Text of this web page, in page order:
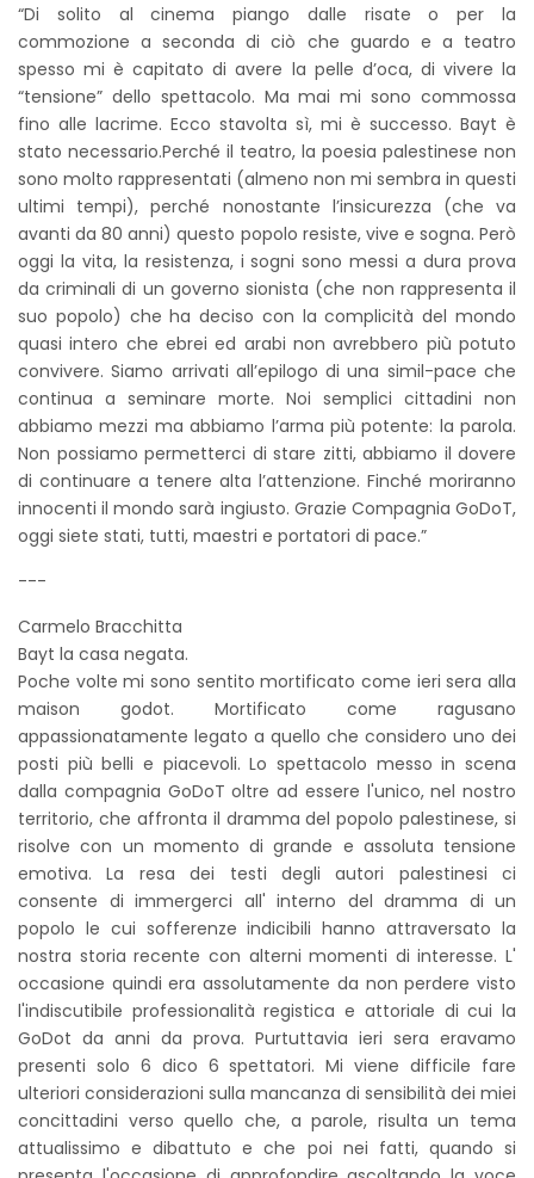
“Di solito al cinema piango dalle risate o per la
commozione a seconda di ciò che guardo e a teatro
spesso mi è capitato di avere la pelle d’oca, di vivere la
“tensione” dello spettacolo. Ma mai mi sono commossa
fino alle lacrime. Ecco stavolta sì, mi è successo. Bayt è
stato necessario.Perché il teatro, la poesia palestinese non
sono molto rappresentati (almeno non mi sembra in questi
ultimi tempi), perché nonostante l’insicurezza (che va
avanti da 80 anni) questo popolo resiste, vive e sogna. Però
oggi la vita, la resistenza, i sogni sono messi a dura prova
da criminali di un governo sionista (che non rappresenta il
suo popolo) che ha deciso con la complicità del mondo
quasi intero che ebrei ed arabi non avrebbero più potuto
convivere. Siamo arrivati all’epilogo di una simil-pace che
continua a seminare morte. Noi semplici cittadini non
abbiamo mezzi ma abbiamo l’arma più potente: la parola.
Non possiamo permetterci di stare zitti, abbiamo il dovere
di continuare a tenere alta l’attenzione. Finché moriranno
innocenti il mondo sarà ingiusto. Grazie Compagnia GoDoT,
oggi siete stati, tutti, maestri e portatori di pace.”
---
Carmelo Bracchitta
Bayt la casa negata.
Poche volte mi sono sentito mortificato come ieri sera alla
maison godot. Mortificato come ragusano
appassionatamente legato a quello che considero uno dei
posti più belli e piacevoli. Lo spettacolo messo in scena
dalla compagnia GoDoT oltre ad essere l'unico, nel nostro
territorio, che affronta il dramma del popolo palestinese, si
risolve con un momento di grande e assoluta tensione
emotiva. La resa dei testi degli autori palestinesi ci
consente di immergerci all' interno del dramma di un
popolo le cui sofferenze indicibili hanno attraversato la
nostra storia recente con alterni momenti di interesse. L'
occasione quindi era assolutamente da non perdere visto
l'indiscutibile professionalità registica e attoriale di cui la
GoDot da anni da prova. Purtuttavia ieri sera eravamo
presenti solo 6 dico 6 spettatori. Mi viene difficile fare
ulteriori considerazioni sulla mancanza di sensibilità dei miei
concittadini verso quello che, a parole, risulta un tema
attualissimo e dibattuto e che poi nei fatti, quando si